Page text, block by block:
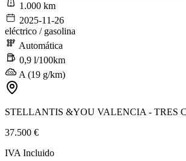
1.000 km
2025-11-26
eléctrico / gasolina
Automática
0,9 l/100km
A (19 g/km)
STELLANTIS &YOU VALENCIA - TRES
37.500 €
IVA Incluido